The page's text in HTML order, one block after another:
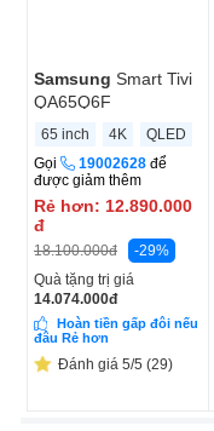
Samsung Smart Tivi
QA65Q6F
65 inch 4K QLED
Gọi 19002628 để
được giảm thêm
Rẻ hơn: 12.890.000
đ
18.100.000đ
-29%
Quà tặng trị giá
14.074.000đ
Hoàn tiền gấp đôi nếu
đâu Rẻ hơn
Đánh giá 5/5 (29)